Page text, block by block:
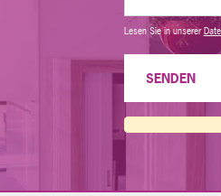
Lesen Sie in unserer